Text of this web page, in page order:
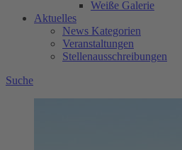
Weiße Galerie
Aktuelles
News Kategorien
Veranstaltungen
Stellenausschreibungen
Suche